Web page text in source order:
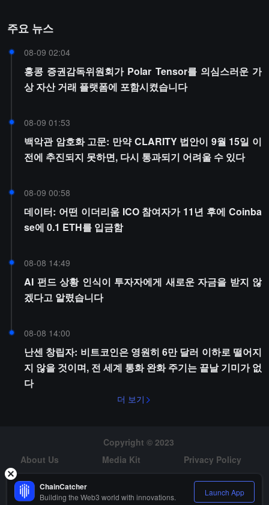
주요 뉴스
08-09 02:04
홍콩 증권감독위원회가 Polar Tensor를 의심스러운 가
상 자산 거래 플랫폼에 포함시켰습니다
08-09 01:53
백악관 암호화 고문: 만약 CLARITY 법안이 9월 15일 이
전에 추진되지 못하면, 다시 통과되기 어려울 수 있다
08-09 00:58
데이터: 어떤 이더리움 ICO 참여자가 11년 후에 Coinba
se에 0.1 ETH를 입금함
08-08 14:49
AI 펀드 상황 인식이 투자자에게 새로운 자금을 받지 않
겠다고 알렸습니다
08-08 14:00
난센 창립자: 비트코인은 영원히 6만 달러 이하로 떨어지
지 않을 것이며, 전 세계 통화 완화 주기는 끝날 기미가 없
다
더 보기
Copyright © 2023
About Us
Media Kit
Privacy Policy
Risk Warning
Hiring
ChainCatcher
Building the Web3 world with innovations. Launch App